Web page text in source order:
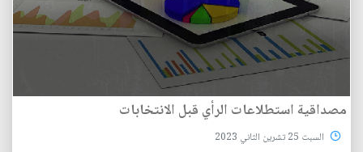
مصداقية استطلاعات الرأي قبل الانتخابات
السبت 25 تشرين الثاني 2023